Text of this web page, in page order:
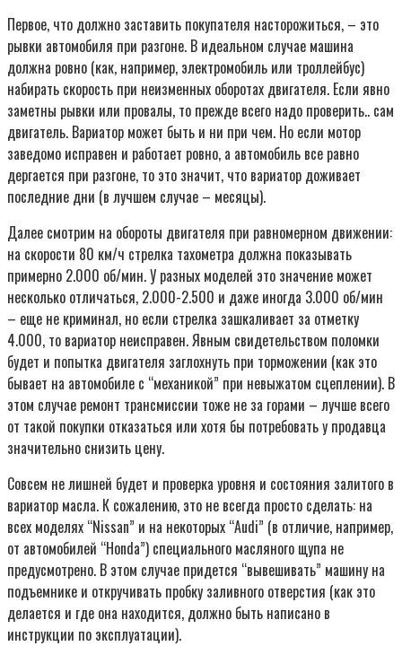
Первое, что должно заставить покупателя насторожиться, – это
рывки автомобиля при разгоне. В идеальном случае машина
должна ровно (как, например, электромобиль или троллейбус)
набирать скорость при неизменных оборотах двигателя. Если явно
заметны рывки или провалы, то прежде всего надо проверить.. сам
двигатель. Вариатор может быть и ни при чем. Но если мотор
заведомо исправен и работает ровно, а автомобиль все равно
дергается при разгоне, то это значит, что вариатор доживает
последние дни (в лучшем случае – месяцы).
Далее смотрим на обороты двигателя при равномерном движении:
на скорости 80 км/ч стрелка тахометра должна показывать
примерно 2.000 об/мин. У разных моделей это значение может
несколько отличаться, 2.000-2.500 и даже иногда 3.000 об/мин
– еще не криминал, но если стрелка зашкаливает за отметку
4.000, то вариатор неисправен. Явным свидетельством поломки
будет и попытка двигателя заглохнуть при торможении (как это
бывает на автомобиле с “механикой” при невыжатом сцеплении). В
этом случае ремонт трансмиссии тоже не за горами – лучше всего
от такой покупки отказаться или хотя бы потребовать у продавца
значительно снизить цену.
Совсем не лишней будет и проверка уровня и состояния залитого в
вариатор масла. К сожалению, это не всегда просто сделать: на
всех моделях “Nissan” и на некоторых “Audi” (в отличие, например,
от автомобилей “Honda”) специального масляного щупа не
предусмотрено. В этом случае придется “вывешивать” машину на
подъемнике и откручивать пробку заливного отверстия (как это
делается и где она находится, должно быть написано в
инструкции по эксплуатации).